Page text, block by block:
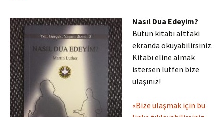
Nasıl Dua Edeyim?
Bütün kitabı alttaki
ekranda okuyabilirsiniz.
Kitabı eline almak
istersen lütfen bize
ulaşınız!
«Bize ulaşmak için bu